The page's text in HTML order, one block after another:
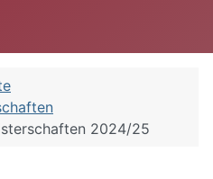
2024/25